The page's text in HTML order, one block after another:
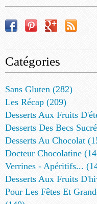
Catégories
Sans Gluten (282)
Les Récap (209)
Desserts Aux Fruits
Desserts Des Becs
Desserts Au Chocolat
Docteur Chocolatine
Verrines - Apéritifs...
Desserts Aux Fruits
Pour Les Fêtes Et